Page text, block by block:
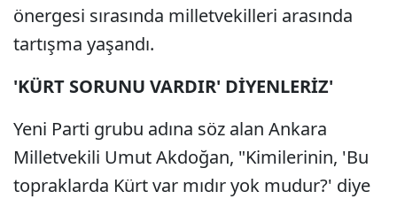
önergesi sırasında milletvekilleri arasında
tartışma yaşandı.
'KÜRT SORUNU VARDIR' DİYENLERİZ'
Yeni Parti grubu adına söz alan Ankara
Milletvekili Umut Akdoğan, "Kimilerinin, 'Bu
topraklarda Kürt var mıdır yok mudur?' diye